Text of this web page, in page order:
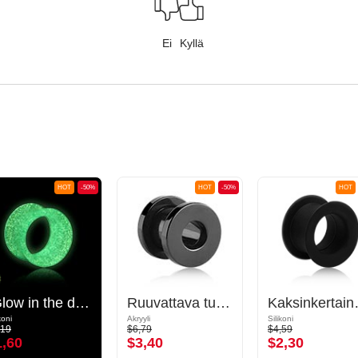
Ei Kyllä
-50%
HOT
"Glow in the dark" double flared tunnel (silicone, various colours)
-50%
HOT
Ruuvattava tunneli (akryyli, eri värejä)
Akryyli
$6,79
$3,40
HOT
Silikoni
$4,59
$2,30